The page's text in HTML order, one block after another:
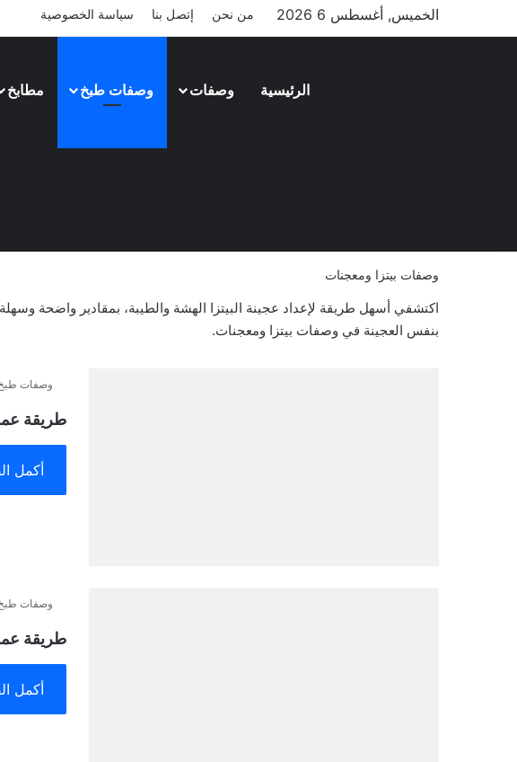
الخميس, أغسطس 6 2026 من نحن إتصل بنا سياسة الخصوصية
الرئيسية وصفات وصفات طبخ مطابخ
وصفات بيتزا ومعجنات
اكتشفي أسهل طريقة لإعداد عجينة البيتزا الهشة والطيبة، بمقادير واضحة
بنفس العجينة في وصفات بيتزا ومعجنات.
وصفات
طريقة عمل
أكمل
وصفات
طريقة عمل
أكمل